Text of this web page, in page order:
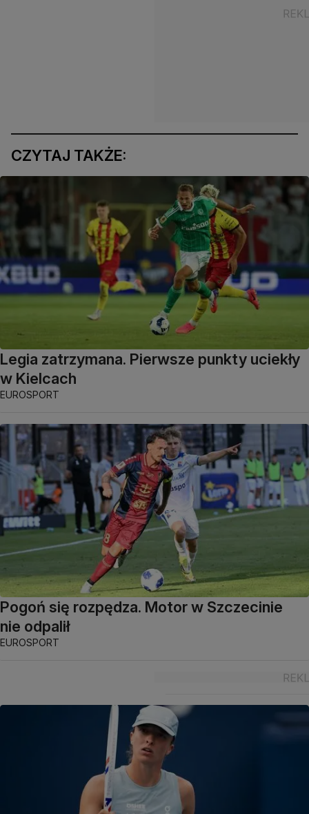
CZYTAJ TAKŻE:
Legia zatrzymana. Pierwsze punkty uciekły
w Kielcach
EUROSPORT
Pogoń się rozpędza. Motor w Szczecinie
nie odpalił
EUROSPORT